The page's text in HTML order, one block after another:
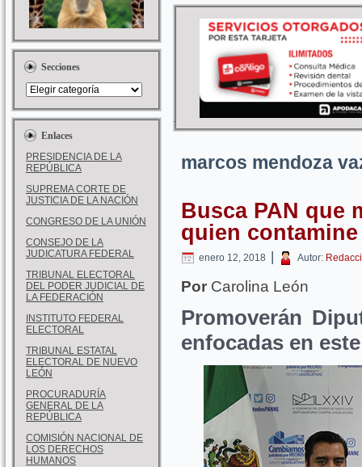
Secciones
Enlaces
PRESIDENCIA DE LA
REPÚBLICA
SUPREMA CORTE DE
JUSTICIA DE LA NACIÓN
CONGRESO DE LA UNIÓN
CONSEJO DE LA
JUDICATURA FEDERAL
TRIBUNAL ELECTORAL
DEL PODER JUDICIAL DE
LA FEDERACIÓN
INSTITUTO FEDERAL
ELECTORAL
TRIBUNAL ESTATAL
ELECTORAL DE NUEVO
LEÓN
PROCURADURÍA
GENERAL DE LA
REPÚBLICA
COMISIÓN NACIONAL DE
LOS DERECHOS
HUMANOS
marcos mendoza
Busca PAN que
quien
enero 12, 2018 | Autor:
Por Carolina León
Promoverán
enfocadas en